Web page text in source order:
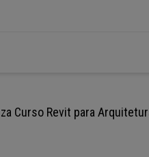
Curso Revit para